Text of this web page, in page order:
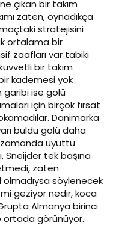
çıkan bir takım
zaten, oynadıkça
stratejisini
ortalama bir
zaafları var tabiki
bir takım
kademesi yok
garibi ise golü
için birçok fırsat
Danimarka
buldu golü daha
uyuttu
Sneijder tek başına
zaten
olmadıysa söylenecek
geziyor nedir, koca
Grupta Almanya birinci
ortada görünüyor.